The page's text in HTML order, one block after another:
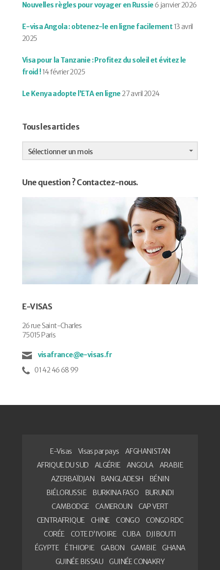
Nouvelles règles pour voyager en Russie 6 janvier 2026
E-visa Angola : obtenez-le en ligne facilement 13 avril
2025
Visa pour la Tanzanie : Profitez du soleil et évitez le
froid !14 février 2025
Le Kenya adopte l’ETA en ligne27 avril 2024
Tous les articles
Tous
les
articles
Sélectionner un mois
Une question ? Contactez-nous.
E-VISAS
26 rue Saint-Charles
75015 Paris
visafrance@e-visas.fr
01 42 46 68 99
E-Visas Visas par pays
AFGHANISTAN
AFRIQUE DU SUD
ALGÉRIE ANGOLA
ARABIE
AZERBAÏDJAN
BANGLADESH
BÉNIN
BIÉLORUSSIE
BURKINA FASO
BURUNDI
CAMBODGE
CAMEROUN
CAP VERT
CENTRAFRIQUE
CHINE CONGO
CONGO RDC
CORÉE
COTE D’IVOIRE CUBA
DJIBOUTI
ÉGYPTE
ÉTHIOPIE GABON GAMBIE
GHANA
GUINÉE BISSAU
GUINÉE CONAKRY